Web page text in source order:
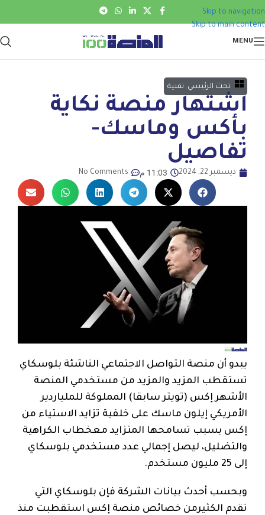
Skip to navigation
Skip to main content
MENU
تحت الرئيسي تقنية
اشتهار منصة نكاية
بأكس وماسك-
تفاصيل
ديسمبر 22, 2024 11:03 م No Comments
يبدو أن منصة التواصل الاجتماعي الناشئة بلوسكاي
تستقطب المزيد والمزيد من مستخدمي المنصة
الأشهر إكس (تويتر سابقا) المملوكة للملياردير
الأمريكي إيلون ماسك على خلفية تزايد الاستياء من
إكس بسبب تسامحها المتزايد معخطاب الكراهية
والتضليل، ليصل إجمالي عدد مستخدمي بلوسكاي
إلى 25 مليون مستخدم.
وبحسب أحدث بيانات الشركة فإن بلوسكاي التي
تقدم الكثيرمن خصائص منصة إكس استقطبت منذ